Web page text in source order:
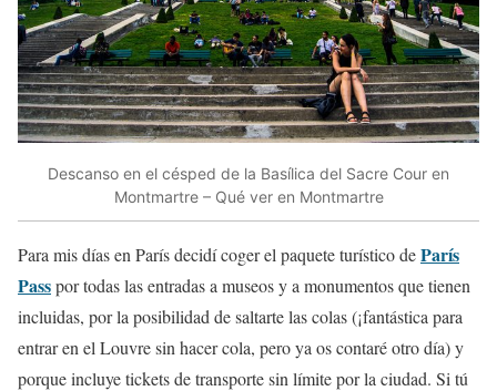
Descanso en el césped de la Basílica del Sacre Cour en
Montmartre – Qué ver en Montmartre
Para mis días en París decidí coger el paquete turístico deParís
Passpor todas las entradas a museos y a monumentos que tienen
incluidas, por la posibilidad de saltarte las colas (¡fantástica para
entrar en el Louvre sin hacer cola, pero ya os contaré otro día) y
porque incluye tickets de transporte sin límite por la ciudad. Si tú